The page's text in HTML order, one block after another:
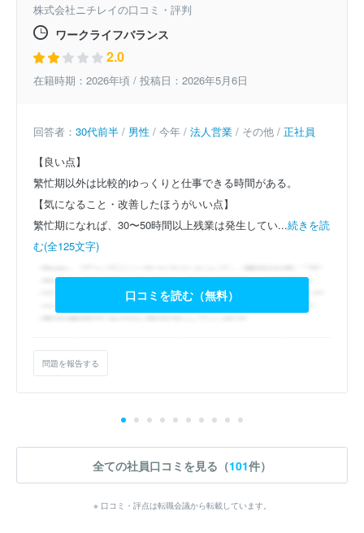
株式会社ニチレイの口コミ・評判
ワークライフバランス
2.0
在籍時期：2026年頃 / 投稿日：2026年5月6日
回答者： 30代前半 / 男性 / 今年 / 法人営業 / その他 / 正社員
【良い点】
繁忙期以外は比較的ゆっくりと仕事できる時間がある。
【気になること・改善したほうがいい点】
繁忙期になれば、30〜50時間以上残業は発生してい...続きを読
む(全125文字)
口コミを読む（無料）
問題を報告する
全ての社員口コミを見る（101件）
※ 口コミ・評点は転職会議から転載しています。